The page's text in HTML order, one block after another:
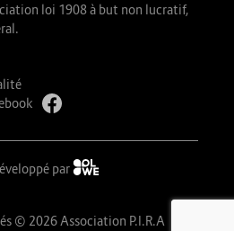
loi 1908 à but non lucratif,
par
© 2026 Association P.I.R.A